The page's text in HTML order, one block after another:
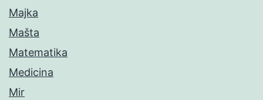
Majka
Mašta
Matematika
Medicina
Mir